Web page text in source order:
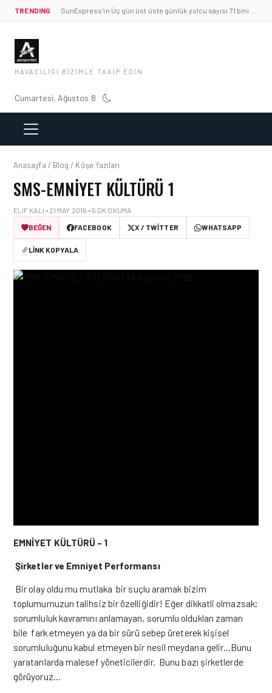
TRENDING
HAVACILIĞI BIZIMLE TAKIP EDIN
Cumartesi, Ağustos 8
Anasayfa / Blog / Köşe Yazıları
SMS-EMNIYET KÜLTÜRÜ 1
ELIF KALI • 21 MAY 2016 • 5 DK OKUMA
BEĞEN
FACEBOOK X / TWITTER WHATSAPP
LINK KOPYALA
EMNİYET KÜLTÜRÜ – 1
Şirketler ve Emniyet Performansı
Bir olay oldu mu mutlaka bir suçlu aramak bizim
toplumumuzun talihsiz bir özelliğidir! Eğer dikkatli olmazsak;
sorumluluk kavramını anlamayan, sorumlu oldukları zaman
bile fark etmeyen ya da bir sürü sebep üreterek kişisel
sorumluluğunu kabul etmeyen bir nesil meydana gelir…Bunu
yaratanlarda malesef yöneticilerdir. Bunu bazı şirketlerde
görüyoruz…